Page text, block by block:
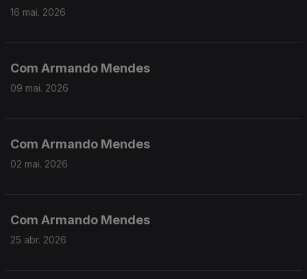
16 mai. 2026
Com Armando Mendes
09 mai. 2026
Com Armando Mendes
02 mai. 2026
Com Armando Mendes
25 abr. 2026